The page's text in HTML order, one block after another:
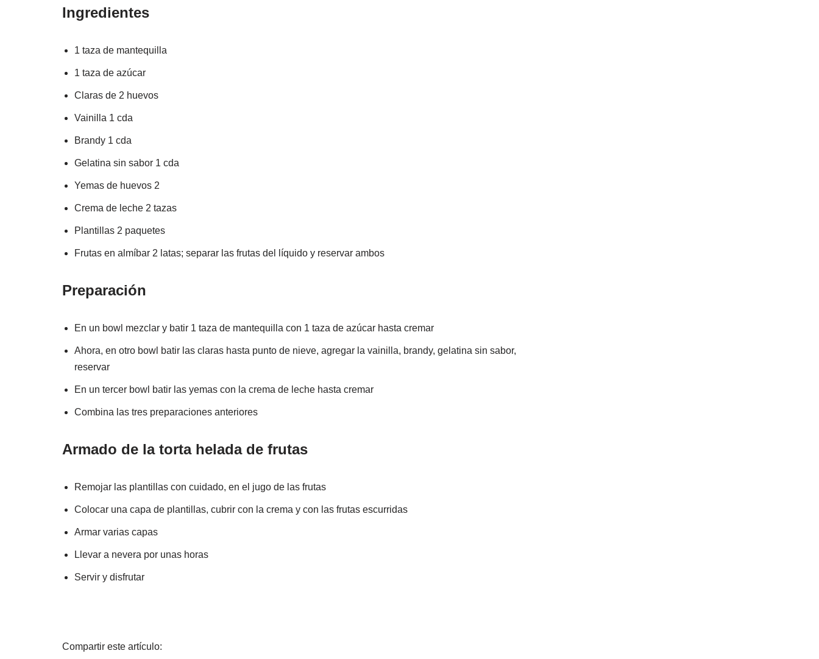
Ingredientes
1 taza de mantequilla
1 taza de azúcar
Claras de 2 huevos
Vainilla 1 cda
Brandy 1 cda
Gelatina sin sabor 1 cda
Yemas de huevos 2
Crema de leche 2 tazas
Plantillas 2 paquetes
Frutas en almíbar 2 latas; separar las frutas del líquido y reservar ambos
Preparación
En un bowl mezclar y batir 1 taza de mantequilla con 1 taza de azúcar hasta cremar
Ahora, en otro bowl batir las claras hasta punto de nieve, agregar la vainilla, brandy, gelatina sin sabor,
reservar
En un tercer bowl batir las yemas con la crema de leche hasta cremar
Combina las tres preparaciones anteriores
Armado de la torta helada de frutas
Remojar las plantillas con cuidado, en el jugo de las frutas
Colocar una capa de plantillas, cubrir con la crema y con las frutas escurridas
Armar varias capas
Llevar a nevera por unas horas
Servir y disfrutar
Compartir este artículo: